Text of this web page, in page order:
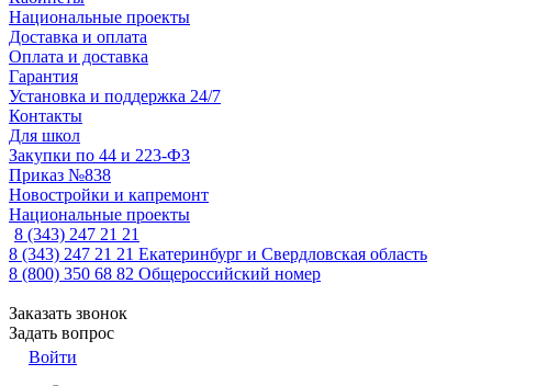
Национальные проекты
Доставка и оплата
Оплата и доставка
Гарантия
Установка и поддержка 24/7
Контакты
Для школ
Закупки по 44 и 223-ФЗ
Приказ №838
Новостройки и капремонт
Национальные проекты
8 (343) 247 21 21
8 (343) 247 21 21 Екатеринбург и Свердловская область
8 (800) 350 68 82 Общероссийский номер
Заказать звонок
Задать вопрос
Войти